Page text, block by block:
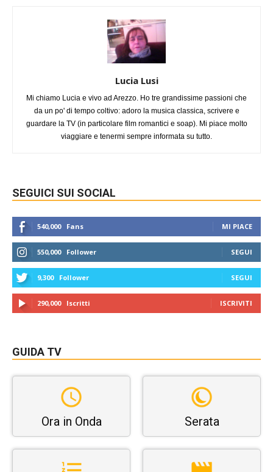
Lucia Lusi
Mi chiamo Lucia e vivo ad Arezzo. Ho tre grandissime passioni che
da un po' di tempo coltivo: adoro la musica classica, scrivere e
guardare la TV (in particolare film romantici e soap). Mi piace molto
viaggiare e tenermi sempre informata su tutto.
SEGUICI SUI SOCIAL
540,000 Fans MI PIACE
550,000 Follower SEGUI
9,300 Follower SEGUI
290,000 Iscritti ISCRIVITI
GUIDA TV
Ora in Onda Serata